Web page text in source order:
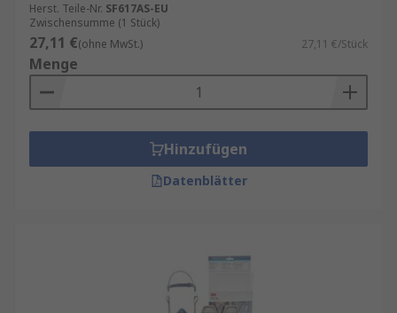
Herst. Teile-Nr. SF617AS-EU
Zwischensumme (1 Stück)
27,11 €(ohne MwSt.) 27,11 €/Stück
Menge
Hinzufügen
Datenblätter